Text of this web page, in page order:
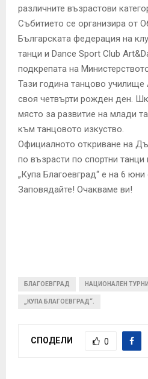
различните възрастови
Събитието се организира от
Българската федерация на
танци и Dance Sport Club
подкрепата на
Тази година танцово училище
своя четвърти рожден ден.
място за развитие на млади
към танцовото изкуство.
Официалното откриване на
по възрасти по спортни
„Купа Благоевград“ е на 6 юни
Заповядайте! Очакваме ви!
БЛАГОЕВГРАД НАЦИОНАЛЕН
„КУПА БЛАГОЕВГРАД“.
СПОДЕЛИ 0